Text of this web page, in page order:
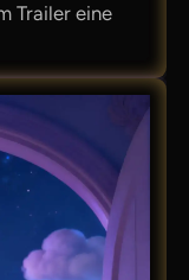
Trailer eine